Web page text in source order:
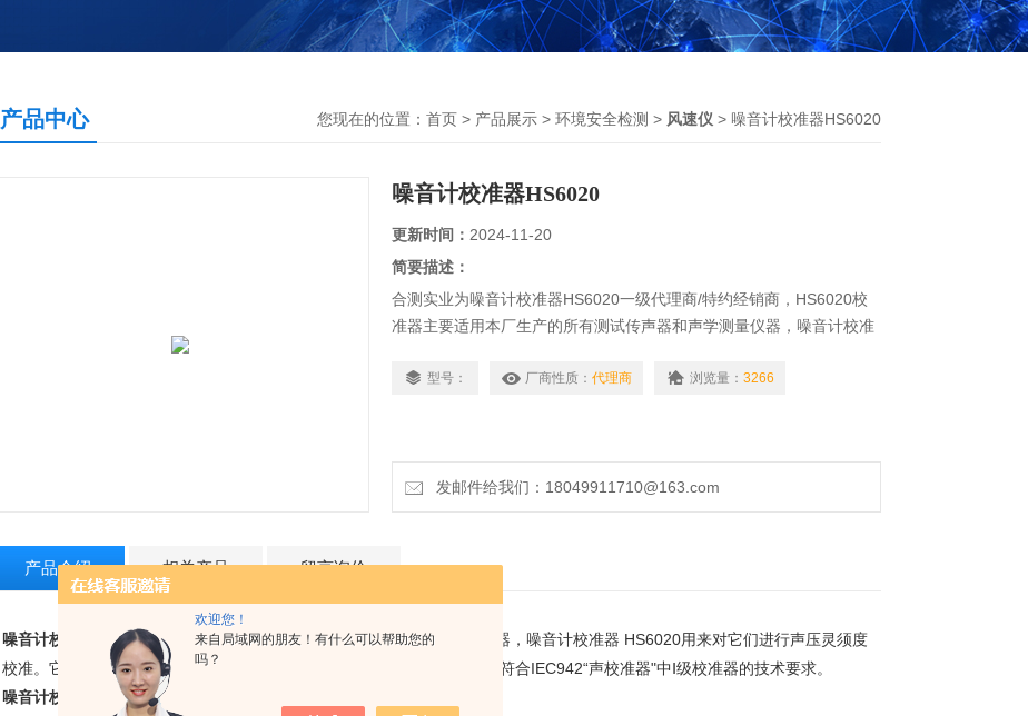
欢迎您！
来自局域网的朋友！有什么可以帮助您的
吗？
产品中心 您现在的位置： 首页 > 产品展示 > 环境安全检测 > 风速仪 > 噪音计校准器HS6020
噪音计校准器HS6020
更新时间： 2024-11-20
简要描述：
合测实业为噪音计校准器HS6020一级代理商/特约经销商，HS6020校
准器主要适用本厂生产的所有测试传声器和声学测量仪器，噪音计校准
稳定，使用方便。噪音计校准器 HS6020符合IEC942“声校准器"中Ⅰ级校
型号： 厂商性质： 代理商 浏览量： 3266
发邮件给我们：18049911710@163.com
产品介绍 相关产品 留言询价
噪音计校准器HS6020主要适用本厂生产的所有测试传声器和声学测量仪器，噪音计校准器 HS6020用来对它们进行声压灵须度
校准。它体积小，重量轻，性能稳定，使用方便。噪音计校准器 HS6020符合IEC942“声校准器"中Ⅰ级校准器的技术要求。
噪音计校准器HS6020技术参数：